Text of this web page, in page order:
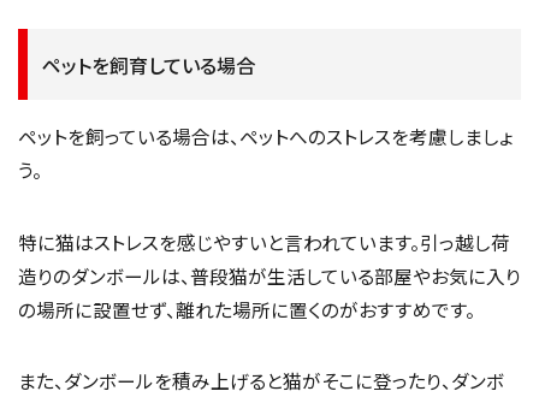
ペットを飼育している場合
ペットを飼っている場合は、ペットへのストレスを考慮しましょ
う。
特に猫はストレスを感じやすいと言われています。引っ越し荷
造りのダンボールは、普段猫が生活している部屋やお気に入り
の場所に設置せず、離れた場所に置くのがおすすめです。
また、ダンボールを積み上げると猫がそこに登ったり、ダンボ